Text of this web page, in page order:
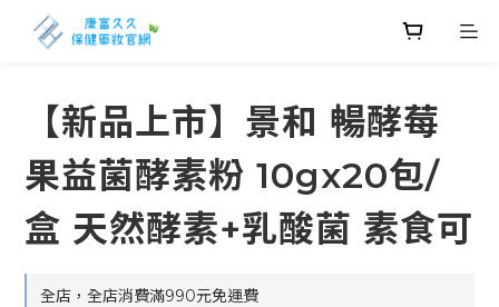
【新品上市】景和 暢酵莓
果益菌酵素粉 10gx20包/
盒 天然酵素+乳酸菌 素食可
全店，全店消費滿990元免運費